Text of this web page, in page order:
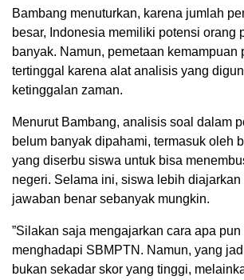
Bambang menuturkan, karena jumlah
besar, Indonesia memiliki potensi orang
banyak. Namun, pemetaan kemampuan
tertinggal karena alat analisis yang
ketinggalan zaman.
Menurut Bambang, analisis soal dalam
belum banyak dipahami, termasuk oleh
yang diserbu siswa untuk bisa
negeri. Selama ini, siswa lebih diajarkan
jawaban benar sebanyak mungkin.
”Silakan saja mengajarkan cara apa pun
menghadapi SBMPTN. Namun, yang
bukan sekadar skor yang tinggi,